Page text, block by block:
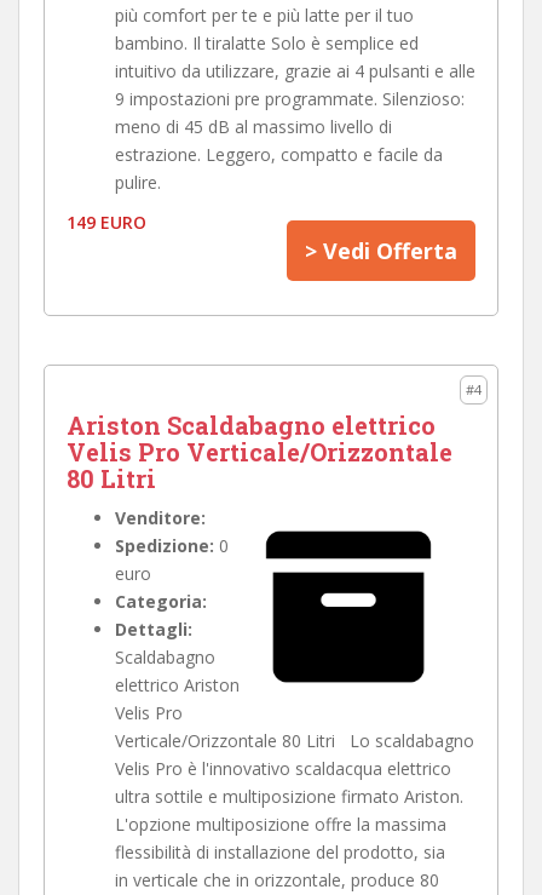
più comfort per te e più latte per il tuo
bambino. Il tiralatte Solo è semplice ed
intuitivo da utilizzare, grazie ai 4 pulsanti e alle
9 impostazioni pre programmate. Silenzioso:
meno di 45 dB al massimo livello di
estrazione. Leggero, compatto e facile da
pulire.
149 EURO
> Vedi Offerta
#4
Ariston Scaldabagno elettrico
Velis Pro Verticale/Orizzontale
80 Litri
Venditore:
Spedizione: 0
euro
Categoria:
Dettagli:
Scaldabagno
elettrico Ariston
Velis Pro
Verticale/Orizzontale 80 Litri Lo scaldabagno
Velis Pro è l'innovativo scaldacqua elettrico
ultra sottile e multiposizione firmato Ariston.
L'opzione multiposizione offre la massima
flessibilità di installazione del prodotto, sia
in verticale che in orizzontale, produce 80